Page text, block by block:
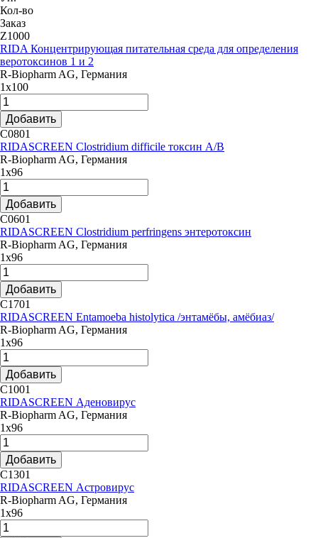
Кол-во
Заказ
Z1000
RIDA Концентрирующая питательная среда для определения
веротоксинов 1 и 2
R-Biopharm AG, Германия
1х100
Добавить
C0801
RIDASCREEN Clostridium difficile токсин А/В
R-Biopharm AG, Германия
1х96
Добавить
C0601
RIDASCREEN Clostridium perfringens энтеротоксин
R-Biopharm AG, Германия
1х96
Добавить
C1701
RIDASCREEN Entamoeba histolytica /энтамёбы, амёбиаз/
R-Biopharm AG, Германия
1х96
Добавить
C1001
RIDASCREEN Аденовирус
R-Biopharm AG, Германия
1х96
Добавить
C1301
RIDASCREEN Астровирус
R-Biopharm AG, Германия
1х96